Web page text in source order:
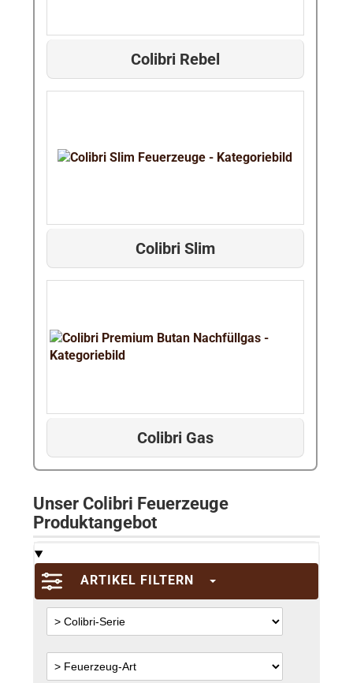
Colibri Rebel
Colibri Slim
Colibri Gas
Unser Colibri Feuerzeuge
Produktangebot
ARTIKEL FILTERN